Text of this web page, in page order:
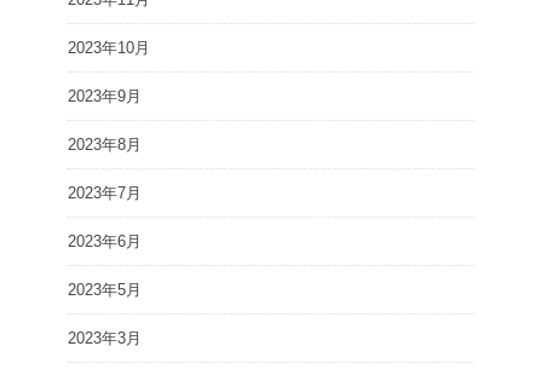
2023年10月
2023年9月
2023年8月
2023年7月
2023年6月
2023年5月
2023年3月